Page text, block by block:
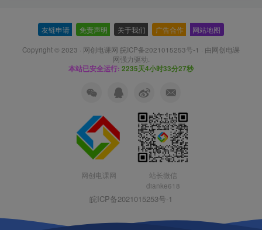
友链申请 免责声明 关于我们 广告合作 网站地图
Copyright © 2023 · 网创电课网 皖ICP备2021015253号-1 · 由网创电课
网强力驱动.
本站已安全运行: 2235天4小时33分27秒
网创电课网
站长微信
dianke618
皖ICP备2021015253号-1